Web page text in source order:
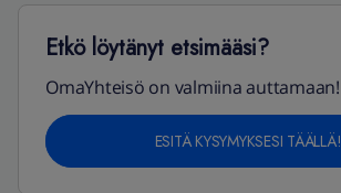
Etkö löytänyt etsimääsi?
OmaYhteisö on valmiina auttamaan!
ESITÄ KYSYMYKSESI TÄÄLLÄ!